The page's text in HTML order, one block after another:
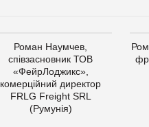
Роман Наумчев,
співзасновник ТОВ
«ФейрЛоджикс»,
комерційний директор
FRLG Freight SRL
(Румунія)